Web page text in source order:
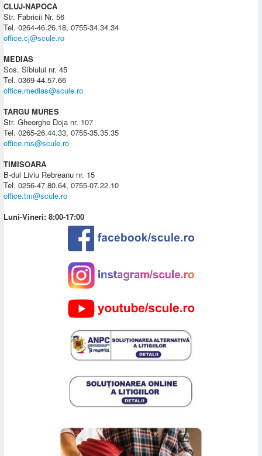
CLUJ-NAPOCA
Str. Fabricii Nr. 56
Tel. 0264-46.26.18, 0755-34.34.34
office.cj@scule.ro
MEDIAS
Sos. Sibiului nr. 45
Tel. 0369-44.57.66
office.medias@scule.ro
TARGU MURES
Str. Gheorghe Doja nr. 107
Tel. 0265-26.44.33, 0755-35.35.35
office.ms@scule.ro
TIMISOARA
B-dul Liviu Rebreanu nr. 15
Tel. 0256-47.80.64, 0755-07.22.10
office.tm@scule.ro
Luni-Vineri: 8:00-17:00